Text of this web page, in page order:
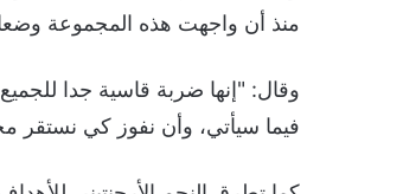
منذ أن واجهت هذه المجموعة
وقال: "إنها ضربة قاسية جدا
فيما سيأتي، وأن نفوز كي نستقر